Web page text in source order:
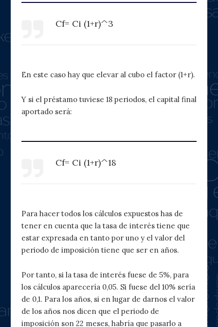
Cf= Ci (1+r)^3
En este caso hay que elevar al cubo el factor (1+r).
Y si el préstamo tuviese 18 periodos, el capital final
aportado será:
Cf= Ci (1+r)^18
Para hacer todos los cálculos expuestos has de
tener en cuenta que la tasa de interés tiene que
estar expresada en tanto por uno y el valor del
periodo de imposición tiene que ser en años.
Por tanto, si la tasa de interés fuese de 5%, para
los cálculos aparecería 0,05. Si fuese del 10% sería
de 0,1. Para los años, si en lugar de darnos el valor
de los años nos dicen que el periodo de
imposición son 22 meses, habría que pasarlo a